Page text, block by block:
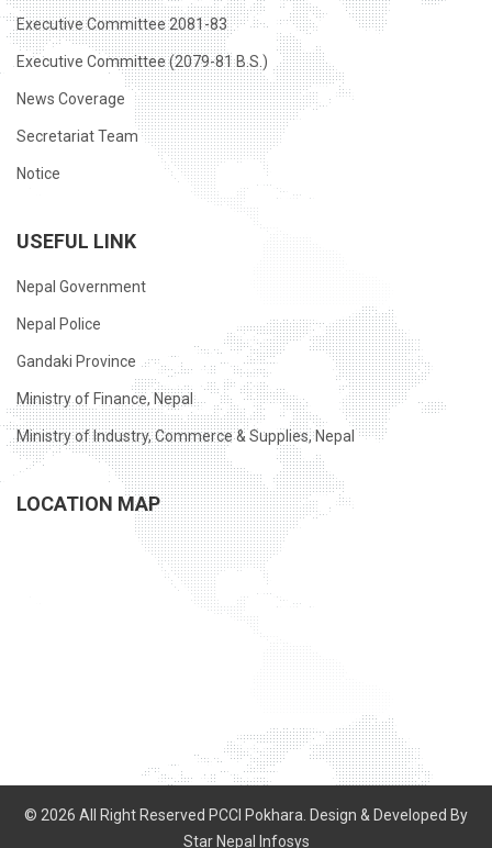
Executive Committee 2081-83
Executive Committee (2079-81 B.S.)
News Coverage
Secretariat Team
Notice
USEFUL LINK
Nepal Government
Nepal Police
Gandaki Province
Ministry of Finance, Nepal
Ministry of Industry, Commerce & Supplies, Nepal
LOCATION MAP
© 2026 All Right Reserved PCCI Pokhara. Design & Developed By
Star Nepal Infosys